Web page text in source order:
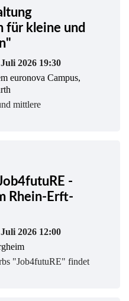
für kleine und
2026 19:30
euronova Campus,
mittlere
-
Rhein-Erft-
2026 12:00
"Job4futuRE" findet